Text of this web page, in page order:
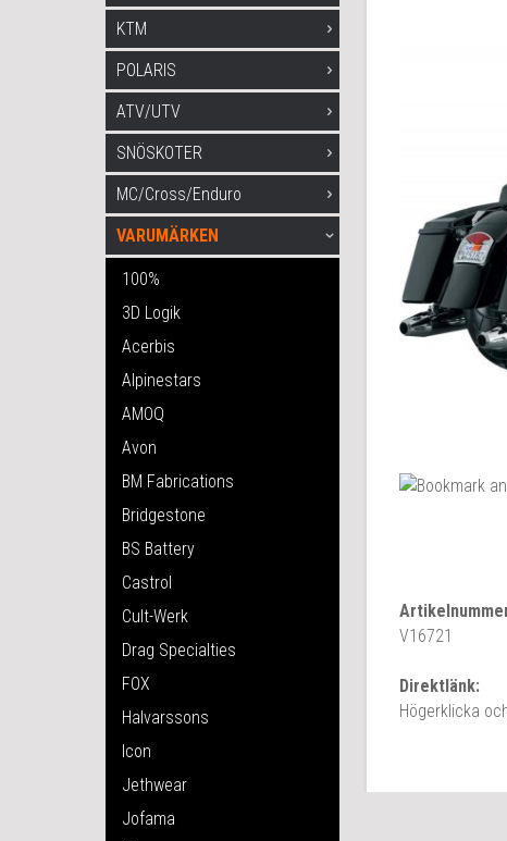
KTM
POLARIS
ATV/UTV
SNÖSKOTER
MC/Cross/Enduro
VARUMÄRKEN
100%
3D Logik
Acerbis
Alpinestars
AMOQ
Avon
BM Fabrications
Bridgestone
BS Battery
Castrol
Cult-Werk
Drag Specialties
FOX
Halvarssons
Icon
Jethwear
Jofama
V16721
Direktlänk:
Högerklicka